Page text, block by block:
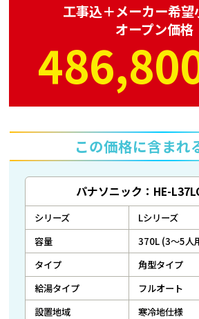
工事込＋メーカー希望
オープン価格
この価格に含まれ
パナソニック：HE-
シリーズ
Lシリーズ
容量
370L (3～5人
タイプ
角型タイプ
給湯タイプ
フルオート
設置地域
寒冷地仕様